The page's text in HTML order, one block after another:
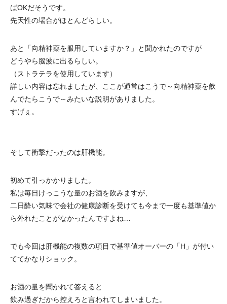
ばOKだそうです。
先天性の場合がほとんどらしい。
あと「向精神薬を服用していますか？」と聞かれたのですが
どうやら脳波に出るらしい。
（ストラテラを使用しています）
詳しい内容は忘れましたが、ここが通常はこうで～向精神薬を飲
んでたらこうで～みたいな説明がありました。
すげぇ。
そして衝撃だったのは肝機能。
初めて引っかかりました。
私は毎日けっこうな量のお酒を飲みますが、
二日酔い気味で会社の健康診断を受けても今まで一度も基準値か
ら外れたことがなかったんですよね…
でも今回は肝機能の複数の項目で基準値オーバーの「H」が付い
ててかなりショック。
お酒の量を聞かれて答えると
飲み過ぎだから控えろと言われてしまいました。